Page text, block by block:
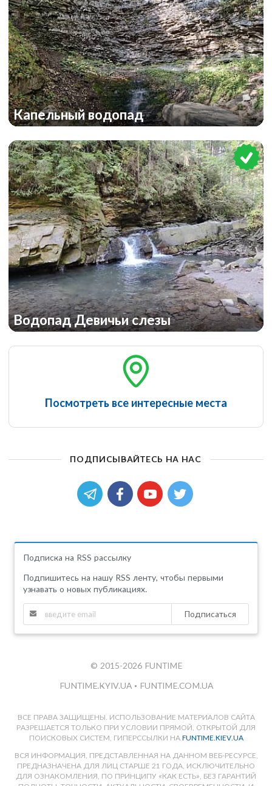
Капельный водопад
Водопад Девичьи слезы
Посмотреть все интересные места
ПОДПИСЫВАЙТЕСЬ НА НАС
Подписка на RSS рассылку
Подпишитесь на нашу RSS ленту, чтобы первыми
узнавать о новых публикациях.
Подписаться
© 2015-2026 FUNTIME
FUNTIME.KYIV.UA • FUNTIME.COM.UA
ВСЕ ПРАВА ЗАЩИЩЕНЫ. ИСПОЛЬЗОВАНИЕ МАТЕРИАЛОВ САЙТА
РАЗРЕШАЕТСЯ ТОЛЬКО ПРИ УСЛОВИИ ПРЯМОЙ, ОТКРЫТОЙ ДЛЯ
ПОИСКОВЫХ СИСТЕМ, ГИПЕРССЫЛКИ НА FUNTIME.KIEV.UA
ВСЯ ИНФОРМАЦИЯ, ПРЕДСТАВЛЕННАЯ НА ДАННОМ ВЕБ-РЕСУРСЕ,
ПРЕДНАЗНАЧЕНА ДЛЯ ЛИЦ СТАРШЕ 21 ГОДА, ИСКЛЮЧИТЕЛЬНО
ДЛЯ ОЗНАКОМЛЕНИЯ, ПО ПРИНЦИПУ «КАК ЕСТЬ», БЕЗ ГАРАНТИЙ